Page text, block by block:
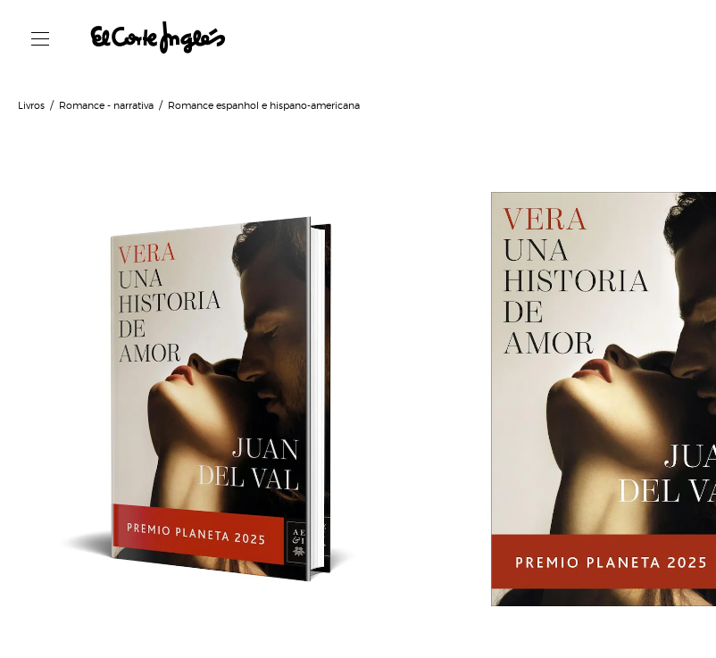
Livros Romance - narrativa Romance espanhol e hispano-americana